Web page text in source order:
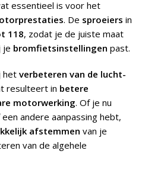
essentieel is voor het
. De sproeiers in
118, zodat je de juiste maat
je bromfietsinstellingen past.
het verbeteren van de lucht-
resulteert in betere
motorwerking. Of je nu
andere aanpassing hebt,
afstemmen van je
van de algehele